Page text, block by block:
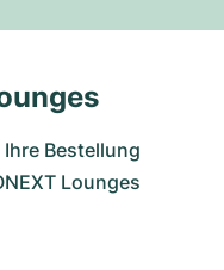
Bestellung
Lounges